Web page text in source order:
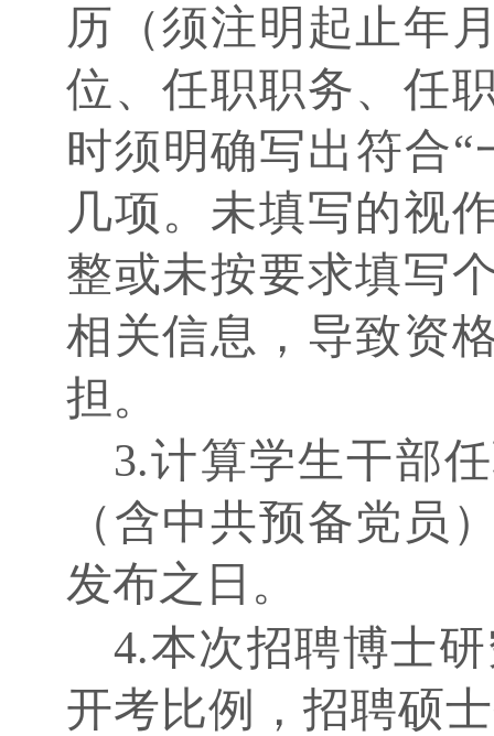
历（须注明起止年
位、任职职务、任
时须明确写出符合
几项。未填写的视
整或未按要求填写
相关信息，导致资
担。
3.计算学生干部
（含中共预备党员
发布之日。
4.本次招聘博士
开考比例，招聘硕